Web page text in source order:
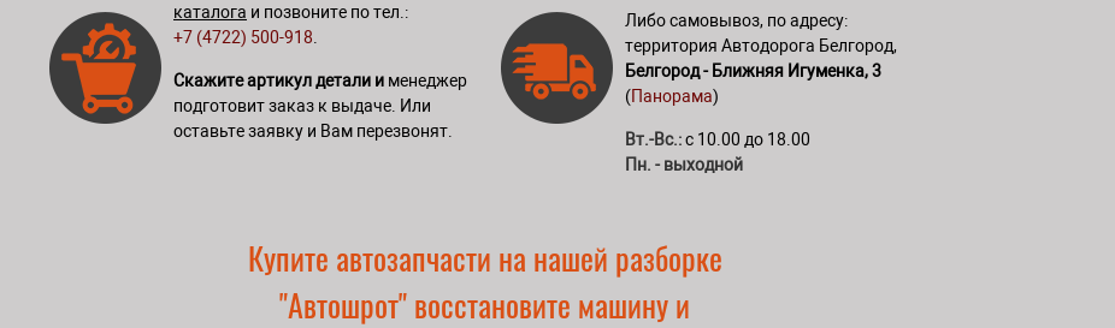
каталога и позвоните по тел.:
+7 (4722) 500-918
Скажите артикул детали и менеджер
подготовит заказ к выдаче. Или
оставьте заявку и Вам перезвонят.
Либо самовывоз, по адресу:
территория Автодорога Белгород,
Белгород - Ближняя Игуменка, 3
(Панорама)
Вт.-Вс.:с 10.00 до 18.00
Пн. - выходной
Купите автозапчасти на нашей разборке
"Автошрот" восстановите машину и